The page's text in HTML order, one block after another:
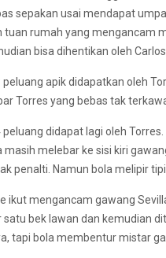
sepakan usai mendapat
tuan rumah yang mengancam
bisa dihentikan oleh Carlos.
peluang apik didapatkan oleh
Torres yang bebas tak
peluang didapat lagi oleh
masih melebar ke sisi kiri
penalti. Namun bola melipir
ikut mengancam gawang
bek lawan dan kemudian
tapi bola membentur mistar